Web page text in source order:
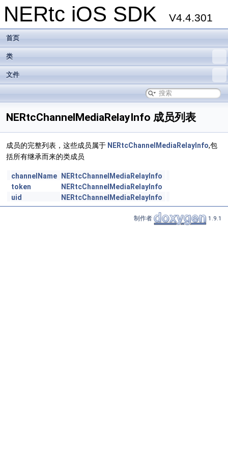
NERtc iOS SDK V4.4.301
首页
类
文件
NERtcChannelMediaRelayInfo 成员列表
成员的完整列表，这些成员属于 NERtcChannelMediaRelayInfo,包
括所有继承而来的类成员
channelName
NERtcChannelMediaRelayInfo
token
NERtcChannelMediaRelayInfo
uid
NERtcChannelMediaRelayInfo
制作者 1.9.1